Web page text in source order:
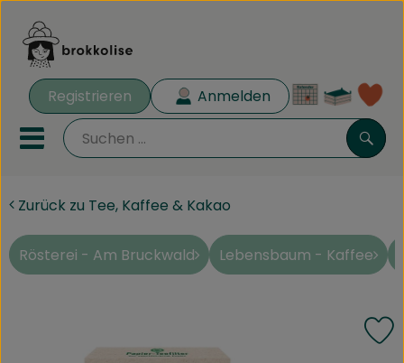
Registrieren Anmelden
Mobiles Menu öffnen oder
Biokisten
Rezeptkisten
Zurück zu Tee, Kaffee & Kakao
Rösterei - Am Bruckwald Lebensbaum - Kaffee